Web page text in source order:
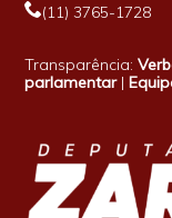
(11) 3765-1728
Transparência:
parlamentar|